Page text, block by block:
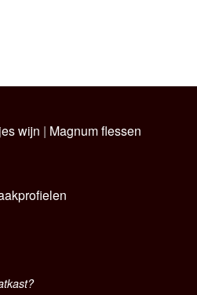
wijn | Magnum flessen